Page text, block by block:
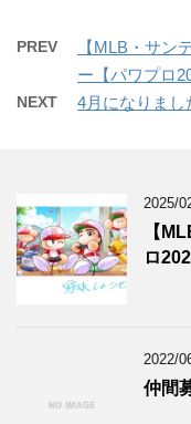
PREV
【MLB・サン
ー【パワプロ
NEXT 4月になりまし
2025/
【
ロ
2022/
仲間